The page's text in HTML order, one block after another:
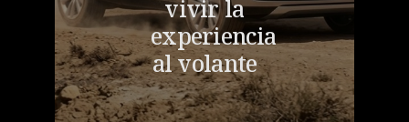
vivir la
experiencia
al volante